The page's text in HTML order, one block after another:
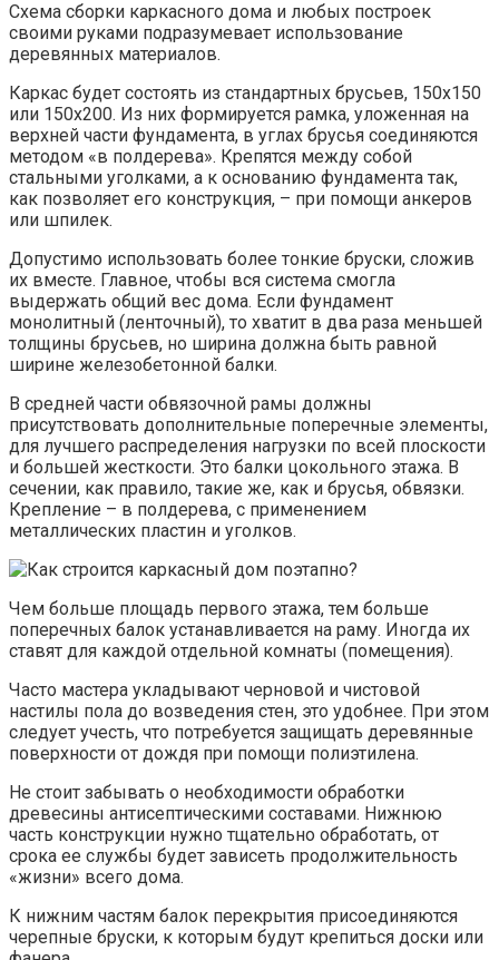
Схема сборки каркасного дома и любых построек
своими руками подразумевает использование
деревянных материалов.
Каркас будет состоять из стандартных брусьев, 150х150
или 150х200. Из них формируется рамка, уложенная на
верхней части фундамента, в углах брусья соединяются
методом «в полдерева». Крепятся между собой
стальными уголками, а к основанию фундамента так,
как позволяет его конструкция, – при помощи анкеров
или шпилек.
Допустимо использовать более тонкие бруски, сложив
их вместе. Главное, чтобы вся система смогла
выдержать общий вес дома. Если фундамент
монолитный (ленточный), то хватит в два раза меньшей
толщины брусьев, но ширина должна быть равной
ширине железобетонной балки.
В средней части обвязочной рамы должны
присутствовать дополнительные поперечные элементы,
для лучшего распределения нагрузки по всей плоскости
и большей жесткости. Это балки цокольного этажа. В
сечении, как правило, такие же, как и брусья, обвязки.
Крепление – в полдерева, с применением
металлических пластин и уголков.
Чем больше площадь первого этажа, тем больше
поперечных балок устанавливается на раму. Иногда их
ставят для каждой отдельной комнаты (помещения).
Часто мастера укладывают черновой и чистовой
настилы пола до возведения стен, это удобнее. При этом
следует учесть, что потребуется защищать деревянные
поверхности от дождя при помощи полиэтилена.
Не стоит забывать о необходимости обработки
древесины антисептическими составами. Нижнюю
часть конструкции нужно тщательно обработать, от
срока ее службы будет зависеть продолжительность
«жизни» всего дома.
К нижним частям балок перекрытия присоединяются
черепные бруски, к которым будут крепиться доски или